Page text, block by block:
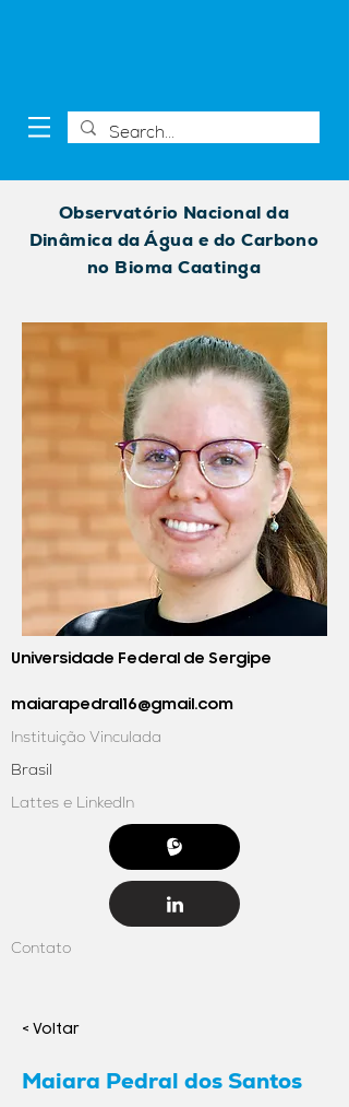
Observatório Nacional da
Dinâmica da Água e do Carbono
no Bioma Caatinga
Universidade Federal de Sergipe
maiarapedral16@gmail.com
Instituição Vinculada
Brasil
Lattes e LinkedIn
Contato
< Voltar
Maiara Pedral dos Santos